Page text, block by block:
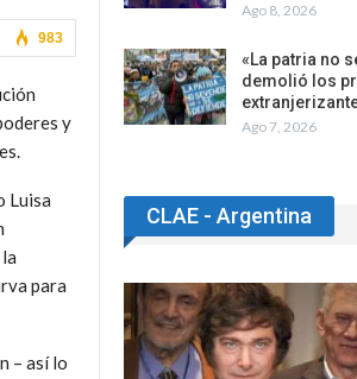
983
y
Luisa
para
– así lo
Ago 8, 2026
«La patria no
demolió los
Ago 7, 2026
CLAE - Argentina